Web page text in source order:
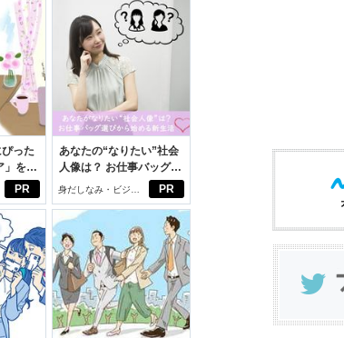
PR
った
」をは
ニオ
快適。
PR
あなたの“なりたい”社会
人像は？ お仕事バッグ選
びから始める新生活
身だしなみ・ビジネ
スアイテム